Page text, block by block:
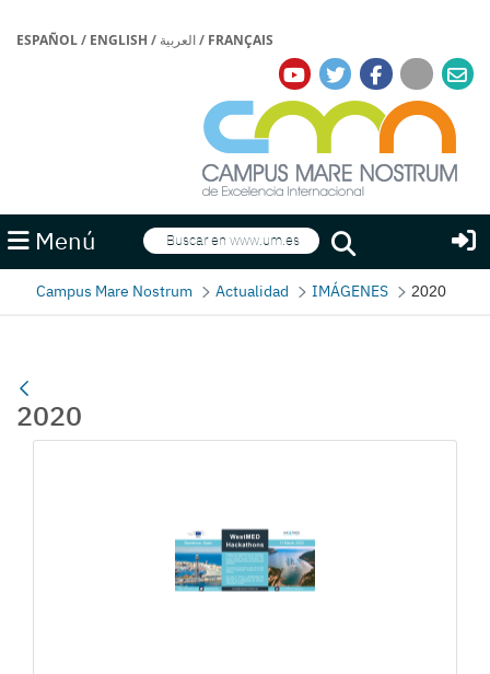
ESPAÑOL/ ENGLISH / العربية/ FRANÇAIS
Menú Buscar
Buscar
Campus Mare Nostrum Actualidad IMÁGENES 2020
2020